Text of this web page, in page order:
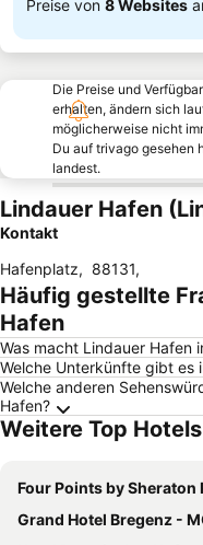
Preise von 8 Websites
Die Preise und
erhalten, ändern sich
möglicherweise nicht
Du auf trivago gesehen
landest.
Lindauer Hafen
Kontakt
Hafenplatz, 88131,
Häufig gestellte
Hafen
Was macht Lindauer Hafen
Welche Unterkünfte gibt es
Welche anderen
Hafen?
Weitere Top Hotels
Four Points by Sheraton Panoramahaus
Grand Hotel Bregenz - MGallery